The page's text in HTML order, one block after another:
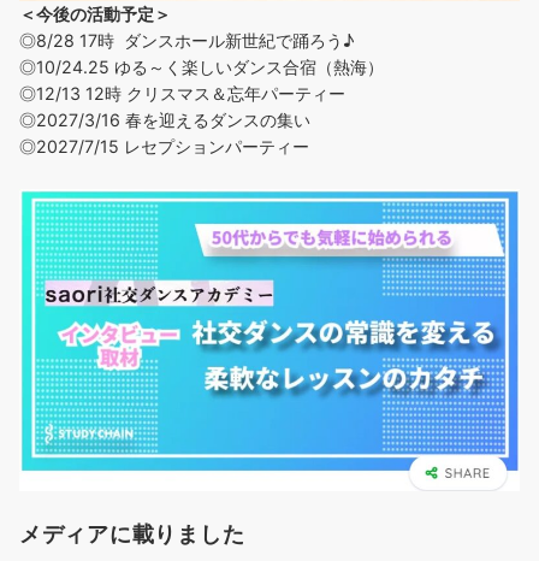
＜今後の活動予定＞
◎8/28 17時 ダンスホール新世紀で踊ろう♪
◎10/24.25 ゆる～く楽しいダンス合宿（熱海）
◎12/13 12時 クリスマス＆忘年パーティー
◎2027/3/16 春を迎えるダンスの集い
◎2027/7/15 レセプションパーティー
メディアに載りました